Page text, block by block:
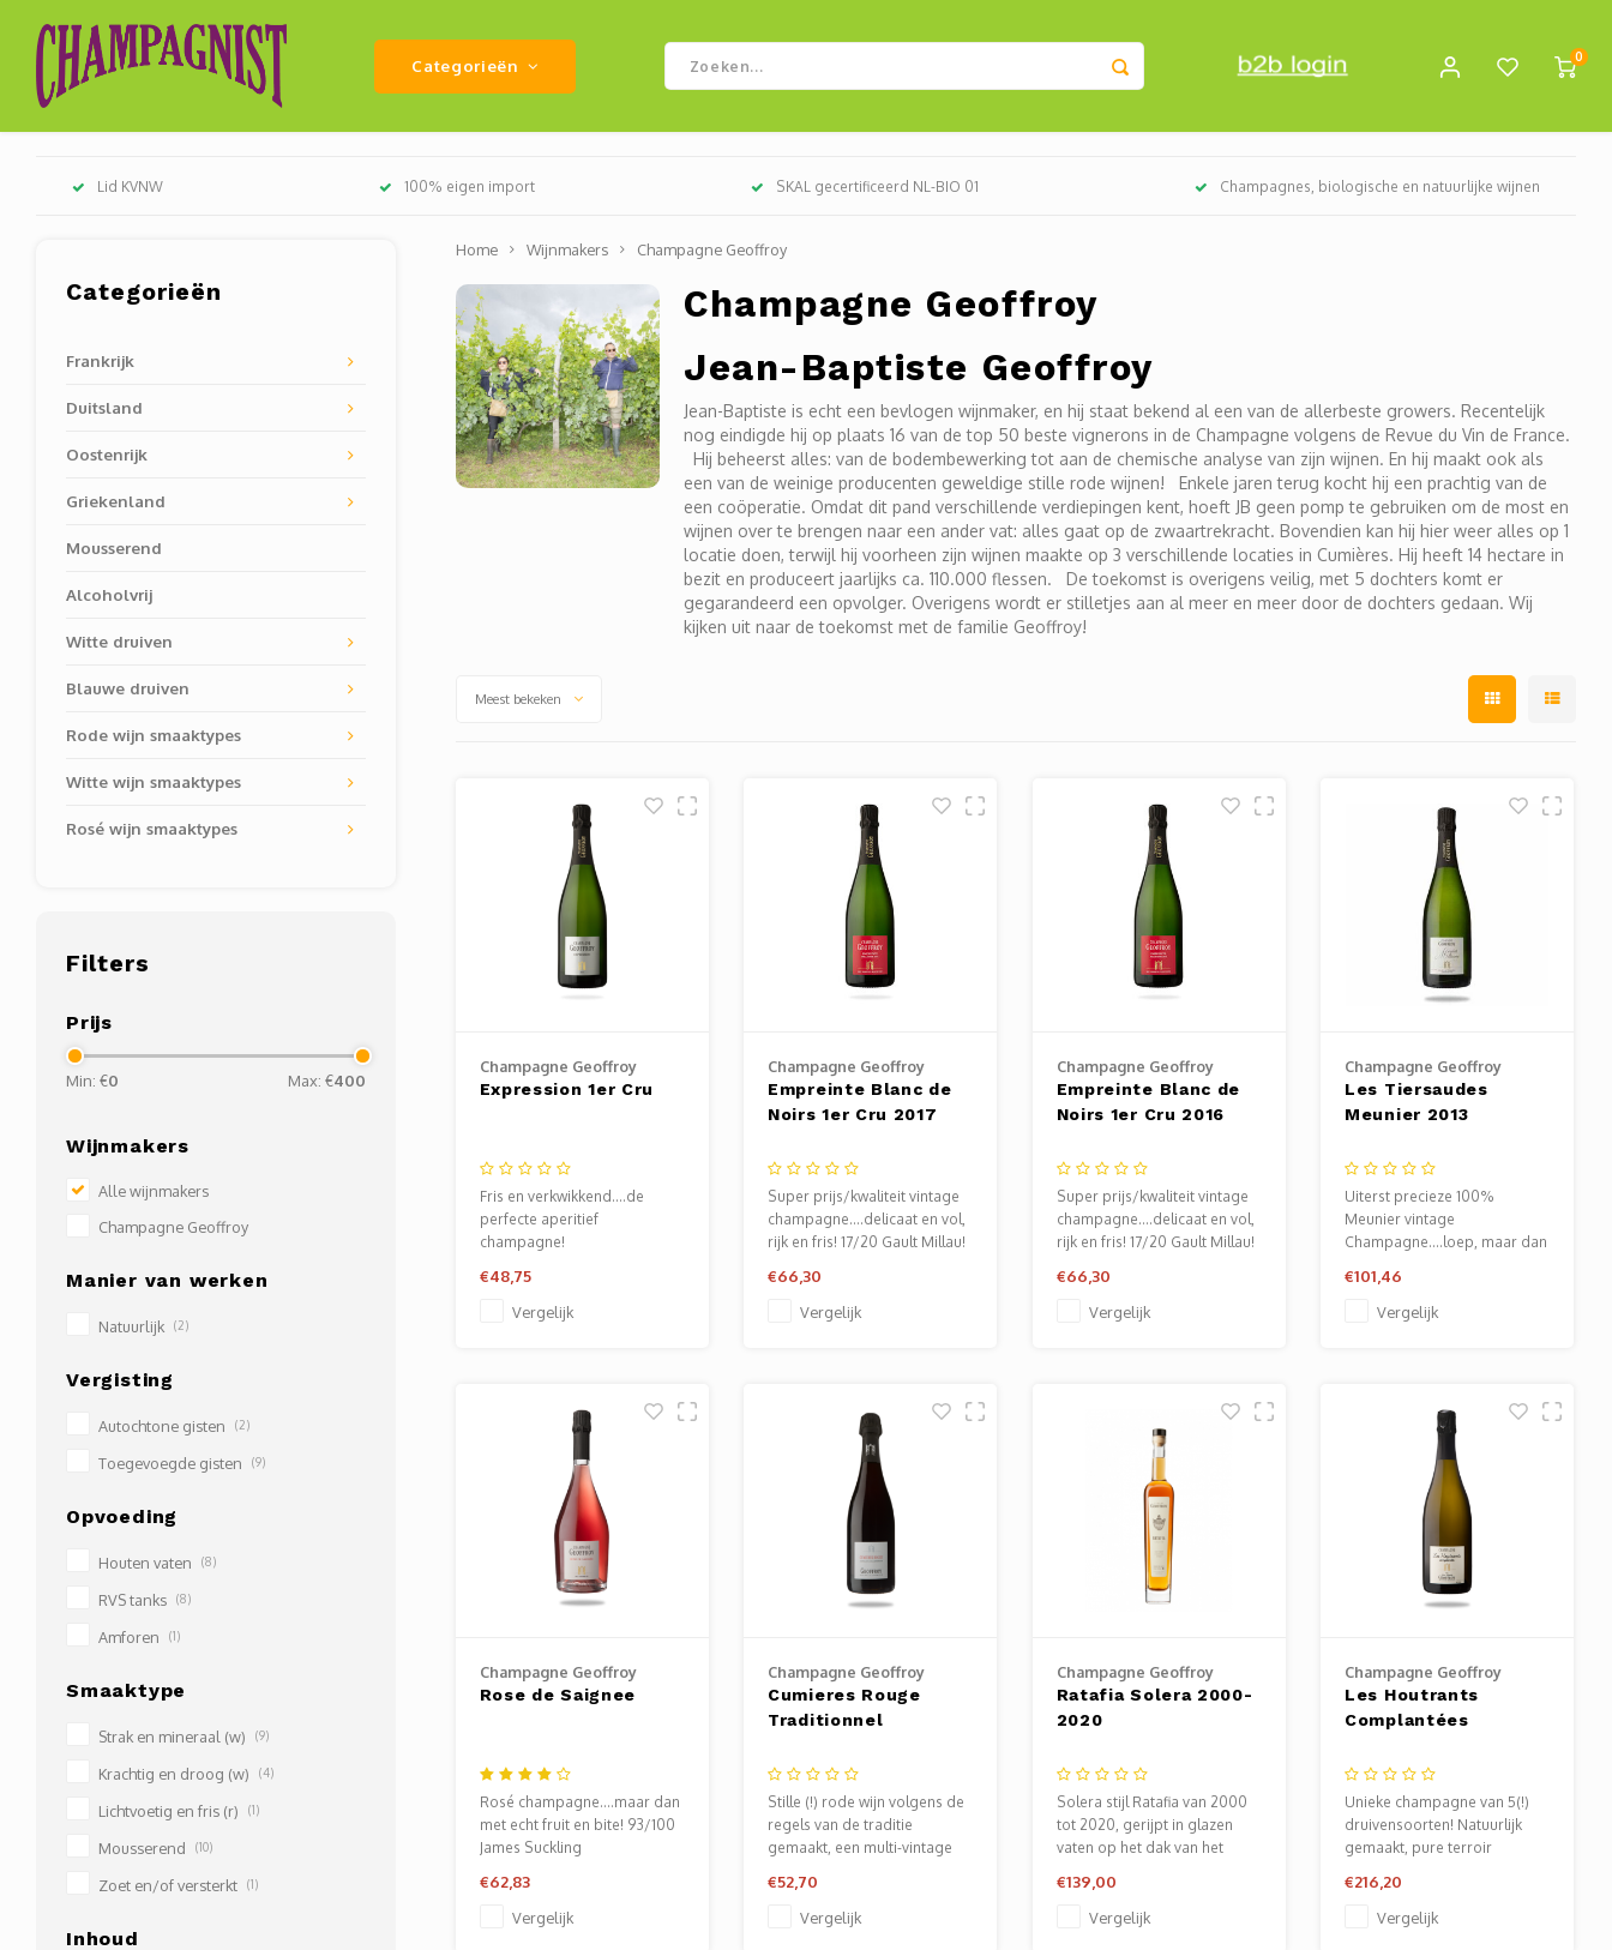
Categorieën 0
Lid KVNW 100% eigen import SKAL gecertificeerd NL-BIO 01 Champagnes, biologische en natuurlijke wijnen
Categorieën
Frankrijk
Duitsland
Oostenrijk
Griekenland
Mousserend
Alcoholvrij
Witte druiven
Blauwe druiven
Rode wijn smaaktypes
Witte wijn smaaktypes
Rosé wijn smaaktypes
Filters
Prijs
Min: €0 Max: €400
Wijnmakers
Alle wijnmakers
Champagne Geoffroy
Manier van werken
Natuurlijk (2)
Vergisting
Autochtone gisten (2)
Toegevoegde gisten (9)
Opvoeding
Houten vaten (8)
RVS tanks (8)
Amforen (1)
Smaaktype
Strak en mineraal (w) (9)
Krachtig en droog (w) (4)
Lichtvoetig en fris (r) (1)
Mousserend (10)
Zoet en/of versterkt (1)
Inhoud
Home Wijnmakers Champagne Geoffroy
Champagne Geoffroy
Jean-Baptiste Geoffroy
Jean-Baptiste is echt een bevlogen wijnmaker, en hij staat bekend al een van de allerbeste growers. Recentelijk
nog eindigde hij op plaats 16 van de top 50 beste vignerons in de Champagne volgens de Revue du Vin de France.
Hij beheerst alles: van de bodembewerking tot aan de chemische analyse van zijn wijnen. En hij maakt ook als
een van de weinige producenten geweldige stille rode wijnen! Enkele jaren terug kocht hij een prachtig van de
een coöperatie. Omdat dit pand verschillende verdiepingen kent, hoeft JB geen pomp te gebruiken om de most en
wijnen over te brengen naar een ander vat: alles gaat op de zwaartrekracht. Bovendien kan hij hier weer alles op 1
locatie doen, terwijl hij voorheen zijn wijnen maakte op 3 verschillende locaties in Cumières. Hij heeft 14 hectare in
bezit en produceert jaarlijks ca. 110.000 flessen. De toekomst is overigens veilig, met 5 dochters komt er
gegarandeerd een opvolger. Overigens wordt er stilletjes aan al meer en meer door de dochters gedaan. Wij
kijken uit naar de toekomst met de familie Geoffroy!
Meest bekeken
Champagne Geoffroy
Expression 1er Cru
Fris en verkwikkend....de
perfecte aperitief
champagne!
€48,75
Vergelijk
Champagne Geoffroy
Empreinte Blanc de
Noirs 1er Cru 2017
Super prijs/kwaliteit vintage
champagne....delicaat en vol,
rijk en fris! 17/20 Gault Millau!
€66,30
Vergelijk
Champagne Geoffroy
Empreinte Blanc de
Noirs 1er Cru 2016
Super prijs/kwaliteit vintage
champagne....delicaat en vol,
rijk en fris! 17/20 Gault Millau!
€66,30
Vergelijk
Champagne Geoffroy
Les Tiersaudes
Meunier 2013
Uiterst precieze 100%
Meunier vintage
Champagne....loep, maar dan
€101,46
Vergelijk
Champagne Geoffroy
Rose de Saignee
Rosé champagne....maar dan
met echt fruit en bite! 93/100
James Suckling
€62,83
Vergelijk
Champagne Geoffroy
Cumieres Rouge
Traditionnel
Stille (!) rode wijn volgens de
regels van de traditie
gemaakt, een multi-vintage
€52,70
Vergelijk
Champagne Geoffroy
Ratafia Solera 2000-
2020
Solera stijl Ratafia van 2000
tot 2020, gerijpt in glazen
vaten op het dak van het
0,5 L)
€139,00
Vergelijk
Champagne Geoffroy
Les Houtrants
Complantées
Unieke champagne van 5(!)
druivensoorten! Natuurlijk
gemaakt, pure terroir
prachtige doos!
€216,20
Vergelijk